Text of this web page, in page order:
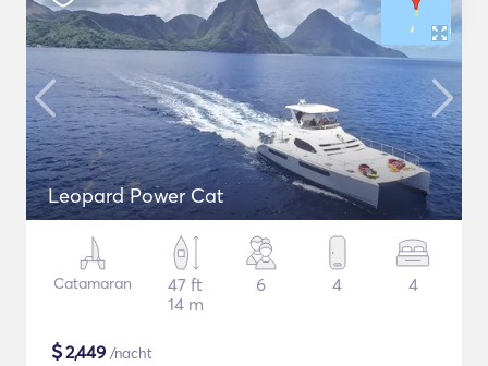
Leopard Power Cat
Catamaran
47 ft
14 m
6 4 4
$2,449 /nacht